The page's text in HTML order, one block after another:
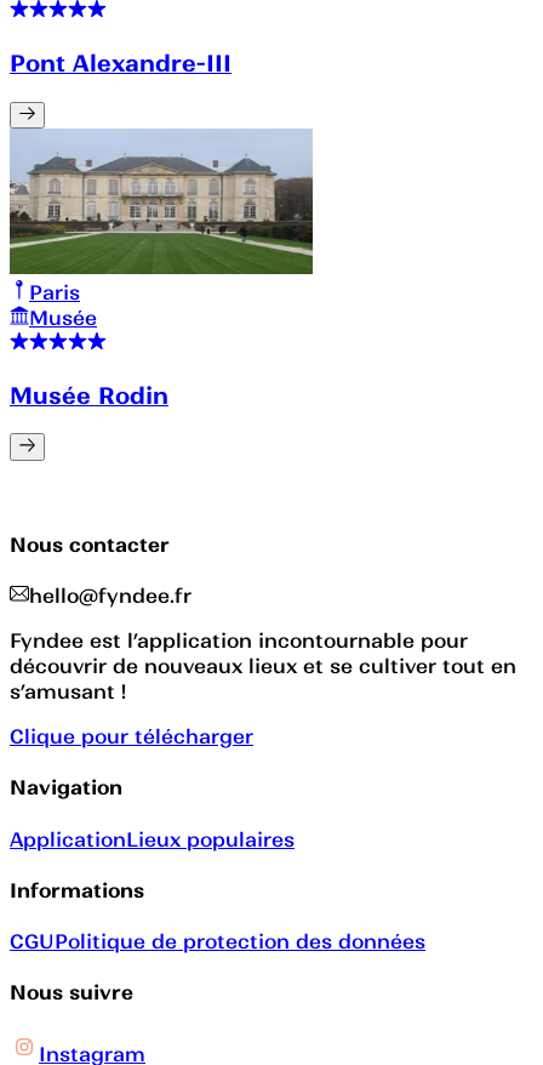
Pont Alexandre-III
Paris
Musée
Musée Rodin
Nous contacter
hello@fyndee.fr
Fyndee est l’application incontournable pour
découvrir de nouveaux lieux et se cultiver tout en
s’amusant !
Clique pour télécharger
Navigation
ApplicationLieux populaires
Informations
CGUPolitique de protection des données
Nous suivre
Instagram